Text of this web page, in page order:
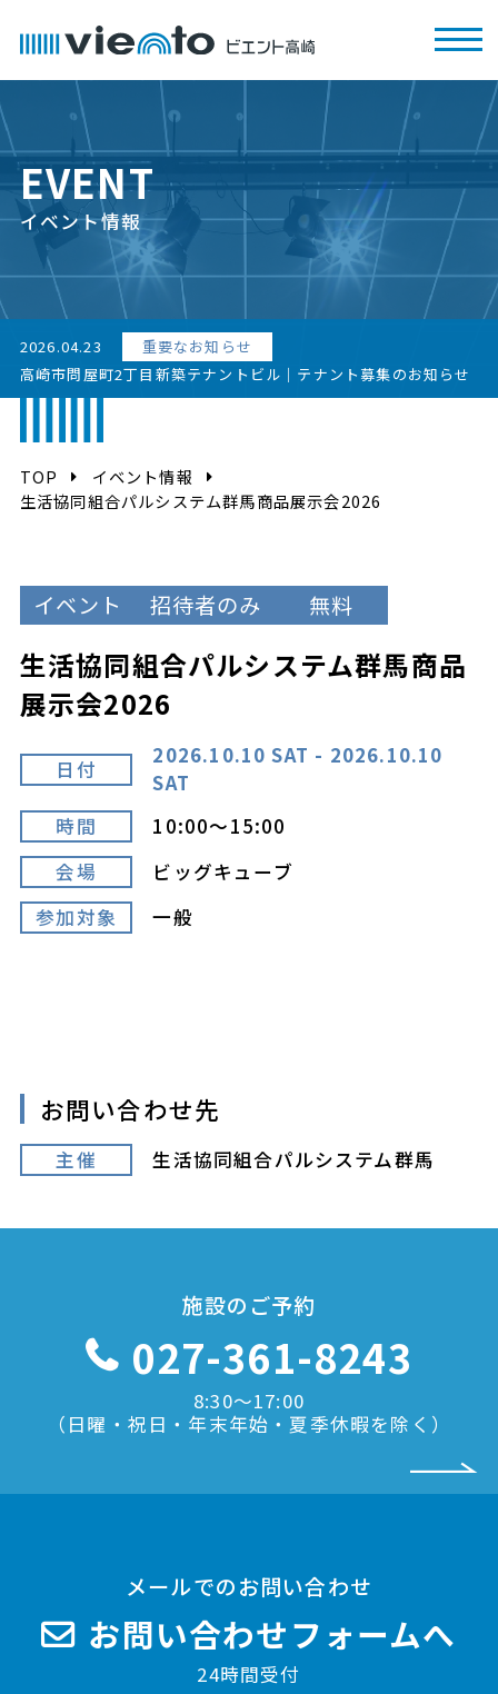
EVENT
イベント情報
2026.04.23
重要なお知らせ
高崎市問屋町2丁目新築テナントビル｜テナント募集のお知らせ
TOP
イベント情報
生活協同組合パルシステム群馬商品展示会2026
イベント 招待者のみ 無料
生活協同組合パルシステム群馬商品
展示会2026
日付
2026.10.10 SAT - 2026.10.10
SAT
時間
10:00～15:00
会場
ビッグキューブ
参加対象
一般
お問い合わせ先
主催 生活協同組合パルシステム群馬
施設のご予約
027-361-8243
8:30〜17:00
（日曜・祝日・年末年始・夏季休暇を除く）
メールでのお問い合わせ
お問い合わせフォームへ
24時間受付